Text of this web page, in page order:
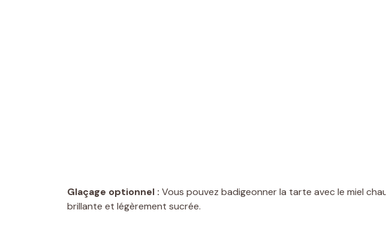
Glaçage optionnel : Vous pouvez badigeonner la tarte avec le miel
brillante et légèrement sucrée.